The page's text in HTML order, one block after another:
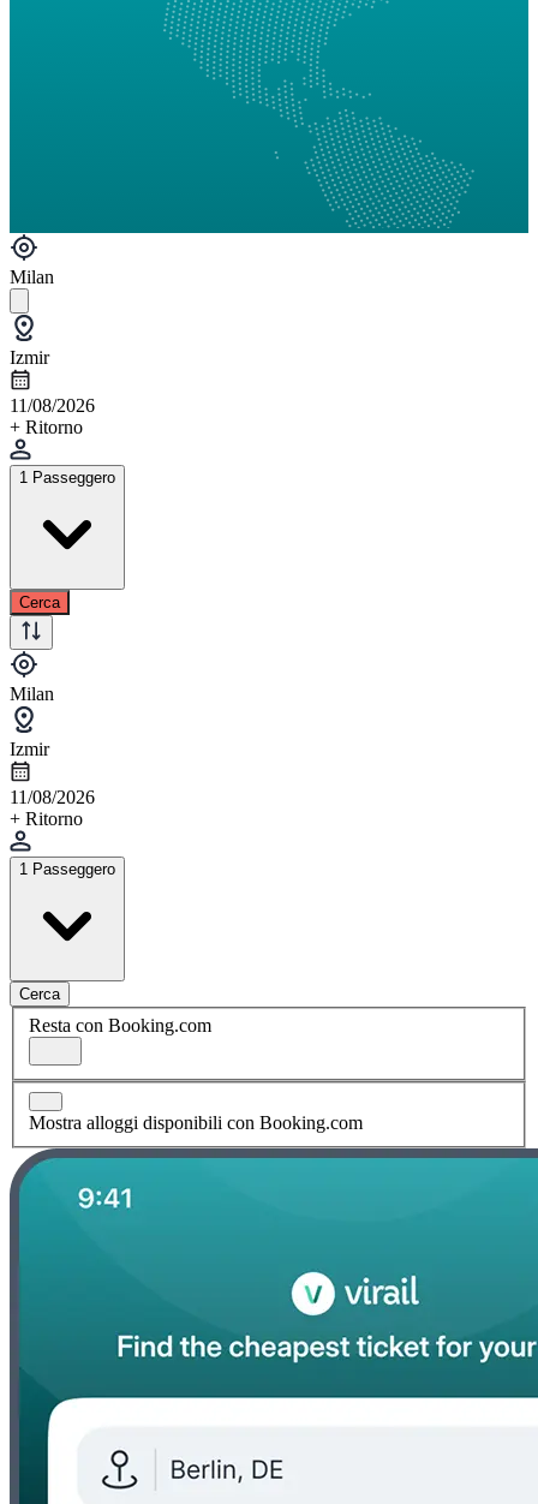
Milan
Izmir
11/08/2026
+ Ritorno
1 Passeggero
Cerca
Milan
Izmir
11/08/2026
+ Ritorno
1 Passeggero
Cerca
Resta con Booking.com
Mostra alloggi disponibili con Booking.com